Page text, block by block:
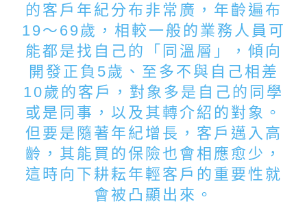
的客戶年紀分布非常廣，年齡遍布
19～69歲，相較一般的業務人員可
能都是找自己的「同溫層」，傾向
開發正負5歲、至多不與自己相差
10歲的客戶，對象多是自己的同學
或是同事，以及其轉介紹的對象。
但要是隨著年紀增長，客戶邁入高
齡，其能買的保險也會相應愈少，
這時向下耕耘年輕客戶的重要性就
會被凸顯出來。